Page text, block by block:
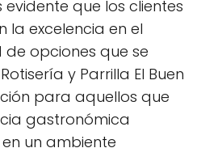
que los clientes
la excelencia en el
opciones que se
y Parrilla El Buen
para aquellos que
gastronómica
un ambiente